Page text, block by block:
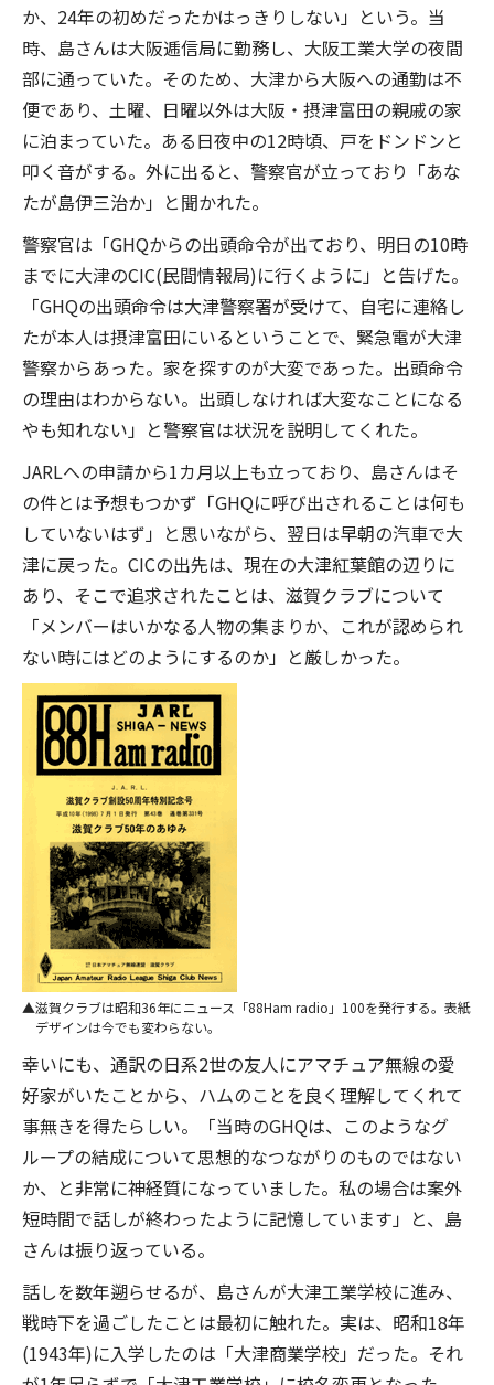
か、24年の初めだったかはっきりしない」という。当
時、島さんは大阪逓信局に勤務し、大阪工業大学の夜間
部に通っていた。そのため、大津から大阪への通勤は不
便であり、土曜、日曜以外は大阪・摂津富田の親戚の家
に泊まっていた。ある日夜中の12時頃、戸をドンドンと
叩く音がする。外に出ると、警察官が立っており「あな
たが島伊三治か」と聞かれた。
警察官は「GHQからの出頭命令が出ており、明日の10時
までに大津のCIC(民間情報局)に行くように」と告げた。
「GHQの出頭命令は大津警察署が受けて、自宅に連絡し
たが本人は摂津富田にいるということで、緊急電が大津
警察からあった。家を探すのが大変であった。出頭命令
の理由はわからない。出頭しなければ大変なことになる
やも知れない」と警察官は状況を説明してくれた。
JARLへの申請から1カ月以上も立っており、島さんはそ
の件とは予想もつかず「GHQに呼び出されることは何も
していないはず」と思いながら、翌日は早朝の汽車で大
津に戻った。CICの出先は、現在の大津紅葉館の辺りに
あり、そこで追求されたことは、滋賀クラブについて
「メンバーはいかなる人物の集まりか、これが認められ
ない時にはどのようにするのか」と厳しかった。
滋賀クラブは昭和36年にニュース「88Ham radio」100を発行する。表紙
デザインは今でも変わらない。
幸いにも、通訳の日系2世の友人にアマチュア無線の愛
好家がいたことから、ハムのことを良く理解してくれて
事無きを得たらしい。「当時のGHQは、このようなグ
ループの結成について思想的なつながりのものではない
か、と非常に神経質になっていました。私の場合は案外
短時間で話しが終わったように記憶しています」と、島
さんは振り返っている。
話しを数年遡らせるが、島さんが大津工業学校に進み、
戦時下を過ごしたことは最初に触れた。実は、昭和18年
(1943年)に入学したのは「大津商業学校」だった。それ